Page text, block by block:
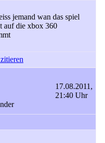
jemand wan das spiel
auf die xbox 360
17.08.2011,
21:40 Uhr